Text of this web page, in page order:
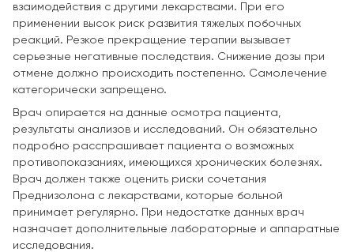
взаимодействия с другими лекарствами. При его
применении высок риск развития тяжелых побочных
реакций. Резкое прекращение терапии вызывает
серьезные негативные последствия. Снижение дозы при
отмене должно происходить постепенно. Самолечение
категорически запрещено.
Врач опирается на данные осмотра пациента,
результаты анализов и исследований. Он обязательно
подробно расспрашивает пациента о возможных
противопоказаниях, имеющихся хронических болезнях.
Врач должен также оценить риски сочетания
Преднизолона с лекарствами, которые больной
принимает регулярно. При недостатке данных врач
назначает дополнительные лабораторные и аппаратные
исследования.